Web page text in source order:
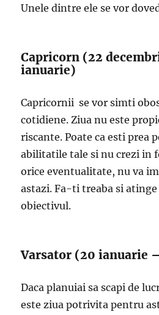
Unele dintre ele se vor
Capricorn (22
ianuarie)
Capricornii se vor simti
cotidiene. Ziua nu este
riscante. Poate ca esti prea
abilitatile tale si nu crezi in
orice eventualitate, nu va
astazi. Fa-ti treaba si atinge
obiectivul.
Varsator (20 ianuarie
Daca planuiai sa scapi de
este ziua potrivita pentru